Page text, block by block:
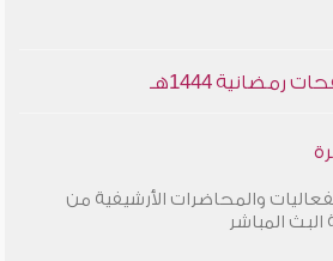
والمحاضرات الأرشيفية من
المباشر